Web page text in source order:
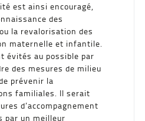
est ainsi encouragé,
des
la revalorisation des
maternelle et infantile.
évités au possible par
des mesures de milieu
prévenir la
familiales. Il serait
d’accompagnement
par un meilleur